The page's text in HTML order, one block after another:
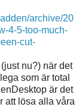
archive/20
4-5-too-much-
cut-
nu?) när det
som är total
är det
att lösa alla våra